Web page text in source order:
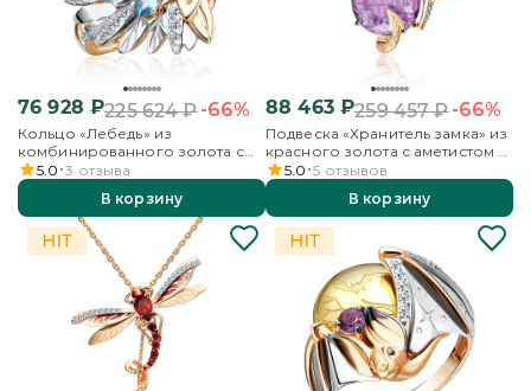
76 928 ₽225 624₽-66%
Кольцо «Лебедь» из
комбинированного золота с
топазами и бесцветными
топазами
5.0 3 отзыва
В корзину
88 463₽259 457₽-66%
Подвеска «Хранитель замка» из
красного золота с аметистом и
бесцветными топазами
5.0 5 отзывов
В корзину